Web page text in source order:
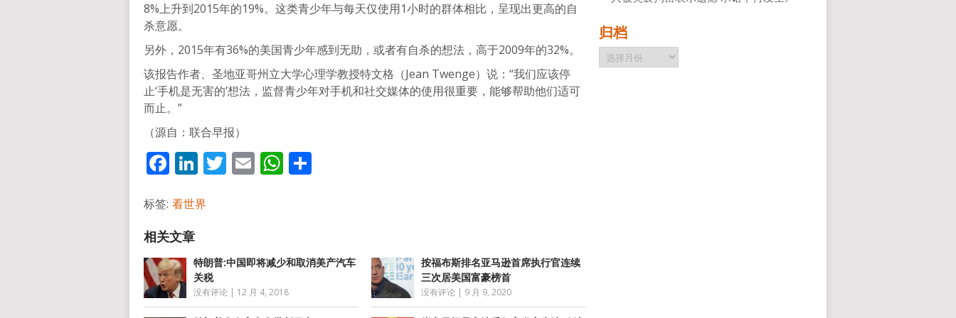
8%上升到2015年的19%。这类青少年与每天仅使用1小时的群体相比，呈现出更高的自
杀意愿。
另外，2015年有36%的美国青少年感到无助，或者有自杀的想法，高于2009年的32%。
该报告作者、圣地亚哥州立大学心理学教授特文格（Jean Twenge）说：“我们应该停
止‘手机是无害的’想法，监督青少年对手机和社交媒体的使用很重要，能够帮助他们适可
而止。”
（源自：联合早报）
Facebook
LinkedIn
Twitter
EmailWhatsApp
标签: 看世界
特朗普:中国即将减少和取消美产汽车
关税
没有评论 | 12 月 4, 2018
按福布斯排名亚马逊首席执行官连续
三次居美国富豪榜首
没有评论 | 9 月 9, 2020
归档
归
档